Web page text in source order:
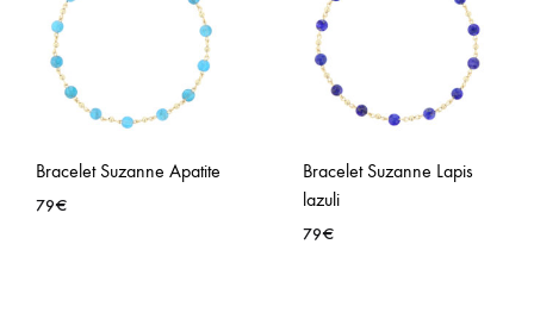
Bracelet Suzanne Apatite
79€
Bracelet Suzanne Lapis
lazuli
79€